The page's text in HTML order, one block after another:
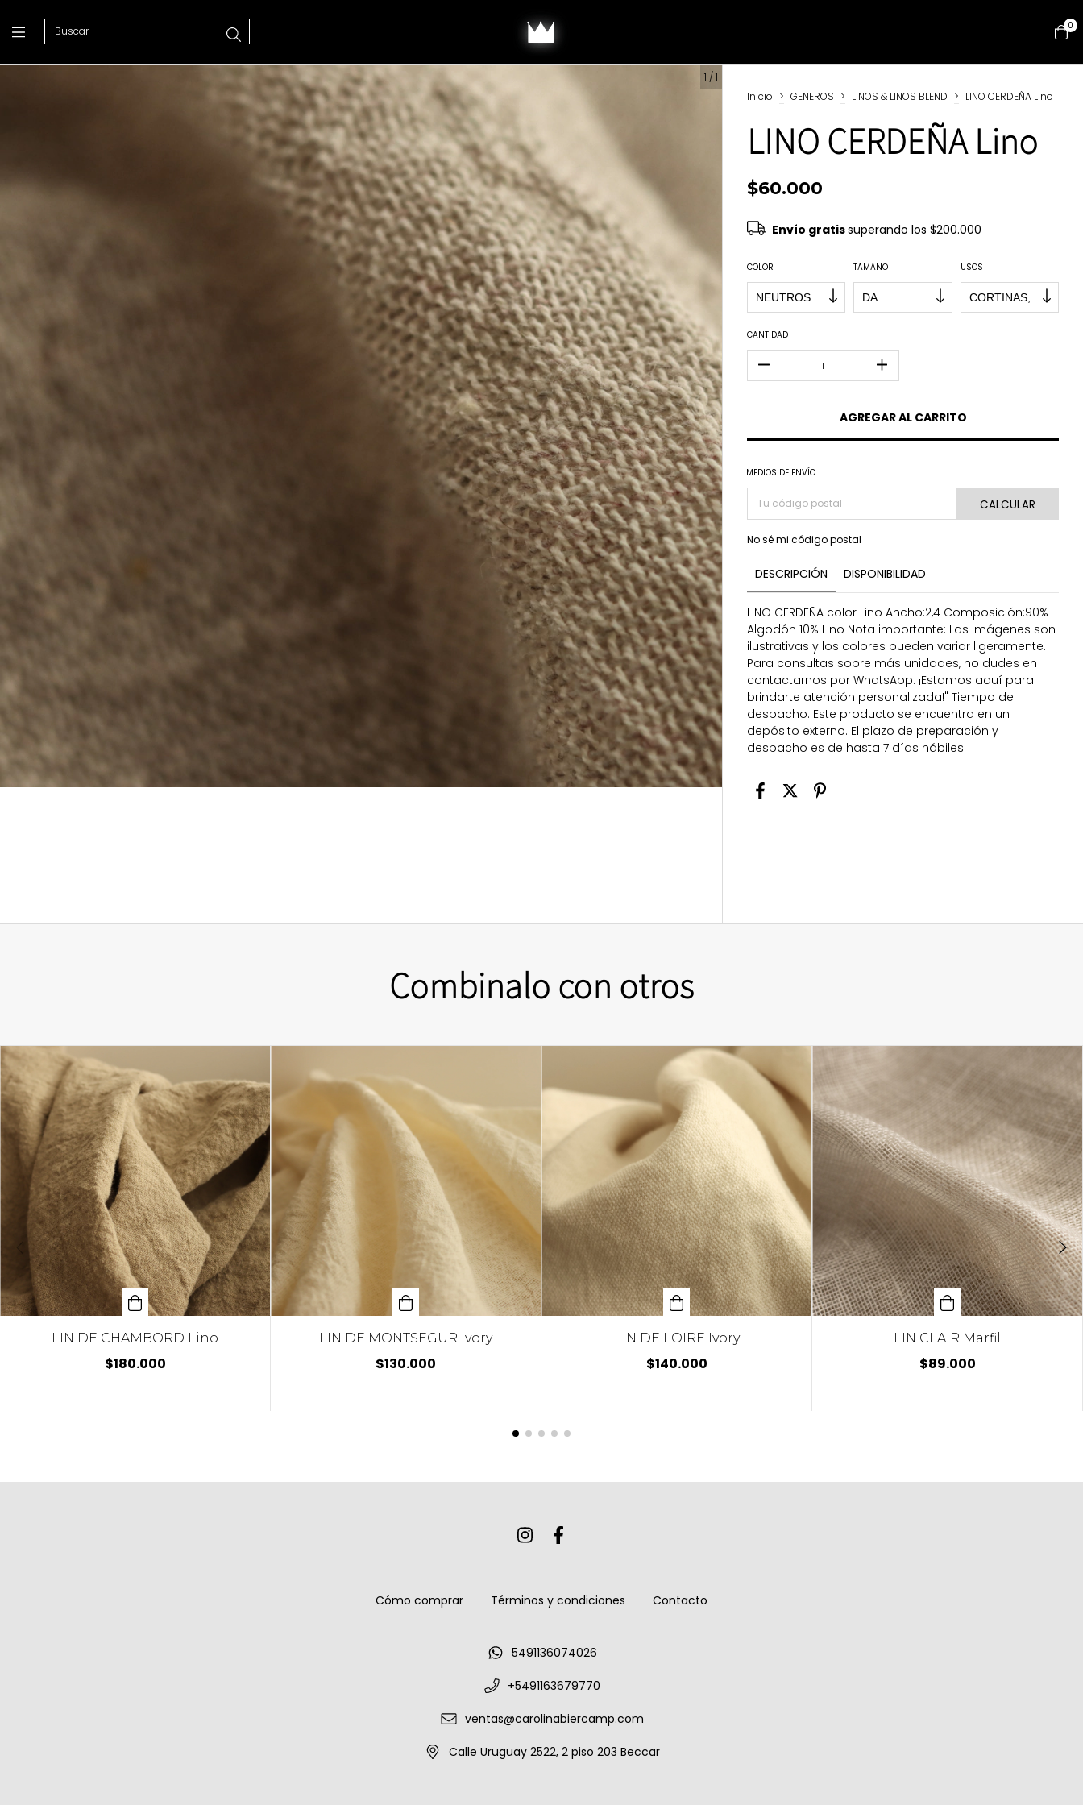
0
1 /1
Inicio > GENEROS > LINOS & LINOS BLEND > LINO CERDEÑA Lino
LINO CERDEÑA Lino
$60.000
Envío gratissuperando los$200.000
COLOR TAMAÑO USOS
CANTIDAD
MEDIOS DE ENVÍO
CALCULAR
No sé mi código postal
DESCRIPCIÓN DISPONIBILIDAD
LINO CERDEÑA color Lino Ancho:2,4 Composición:90%
Algodón 10% Lino Nota importante: Las imágenes son
ilustrativas y los colores pueden variar ligeramente.
Para consultas sobre más unidades, no dudes en
contactarnos por WhatsApp. ¡Estamos aquí para
brindarte atención personalizada!" Tiempo de
despacho: Este producto se encuentra en un
depósito externo. El plazo de preparación y
despacho es de hasta 7 días hábiles
Combinalo con otros
LIN DE CHAMBORD Lino
$180.000
LIN DE MONTSEGUR Ivory
$130.000
LIN DE LOIRE Ivory
$140.000
LIN CLAIR Marfil
$89.000
Cómo comprar Términos y condiciones Contacto
5491136074026
+5491163679770
ventas@carolinabiercamp.com
Calle Uruguay 2522, 2 piso 203 Beccar